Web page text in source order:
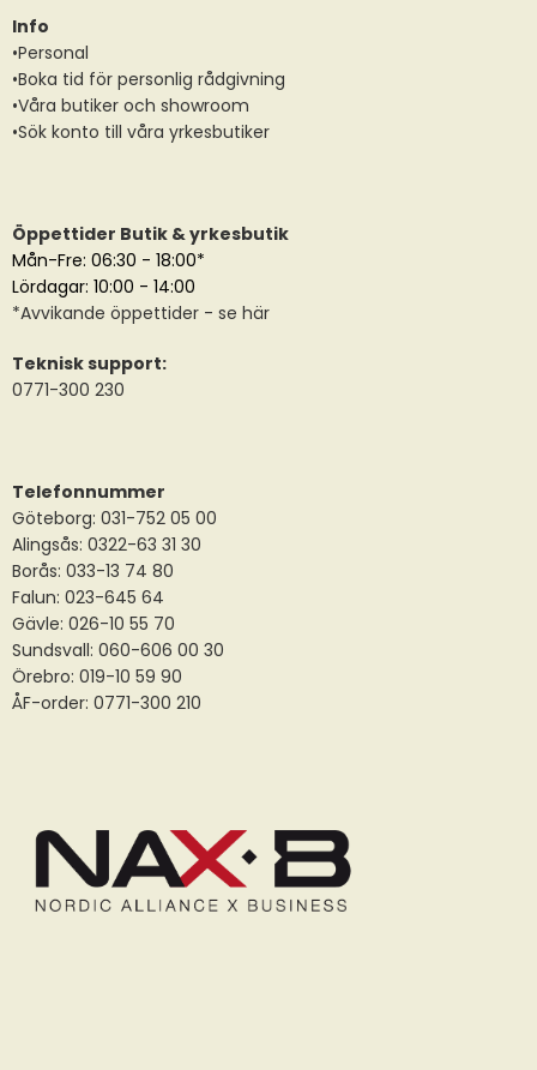
Info
•Personal
•Boka tid för personlig rådgivning
•Våra butiker och showroom
•Sök konto till våra yrkesbutiker
Öppettider Butik & yrkesbutik
Mån-Fre: 06:30 - 18:00*
Lördagar: 10:00 - 14:00
*Avvikande öppettider - se här
Teknisk support:
0771-300 230
Telefonnummer
Göteborg: 031-752 05 00
Alingsås: 0322-63 31 30
Borås: 033-13 74 80
Falun: 023-645 64
Gävle: 026-10 55 70
Sundsvall: 060-606 00 30
Örebro: 019-10 59 90
ÅF-order: 0771-300 210